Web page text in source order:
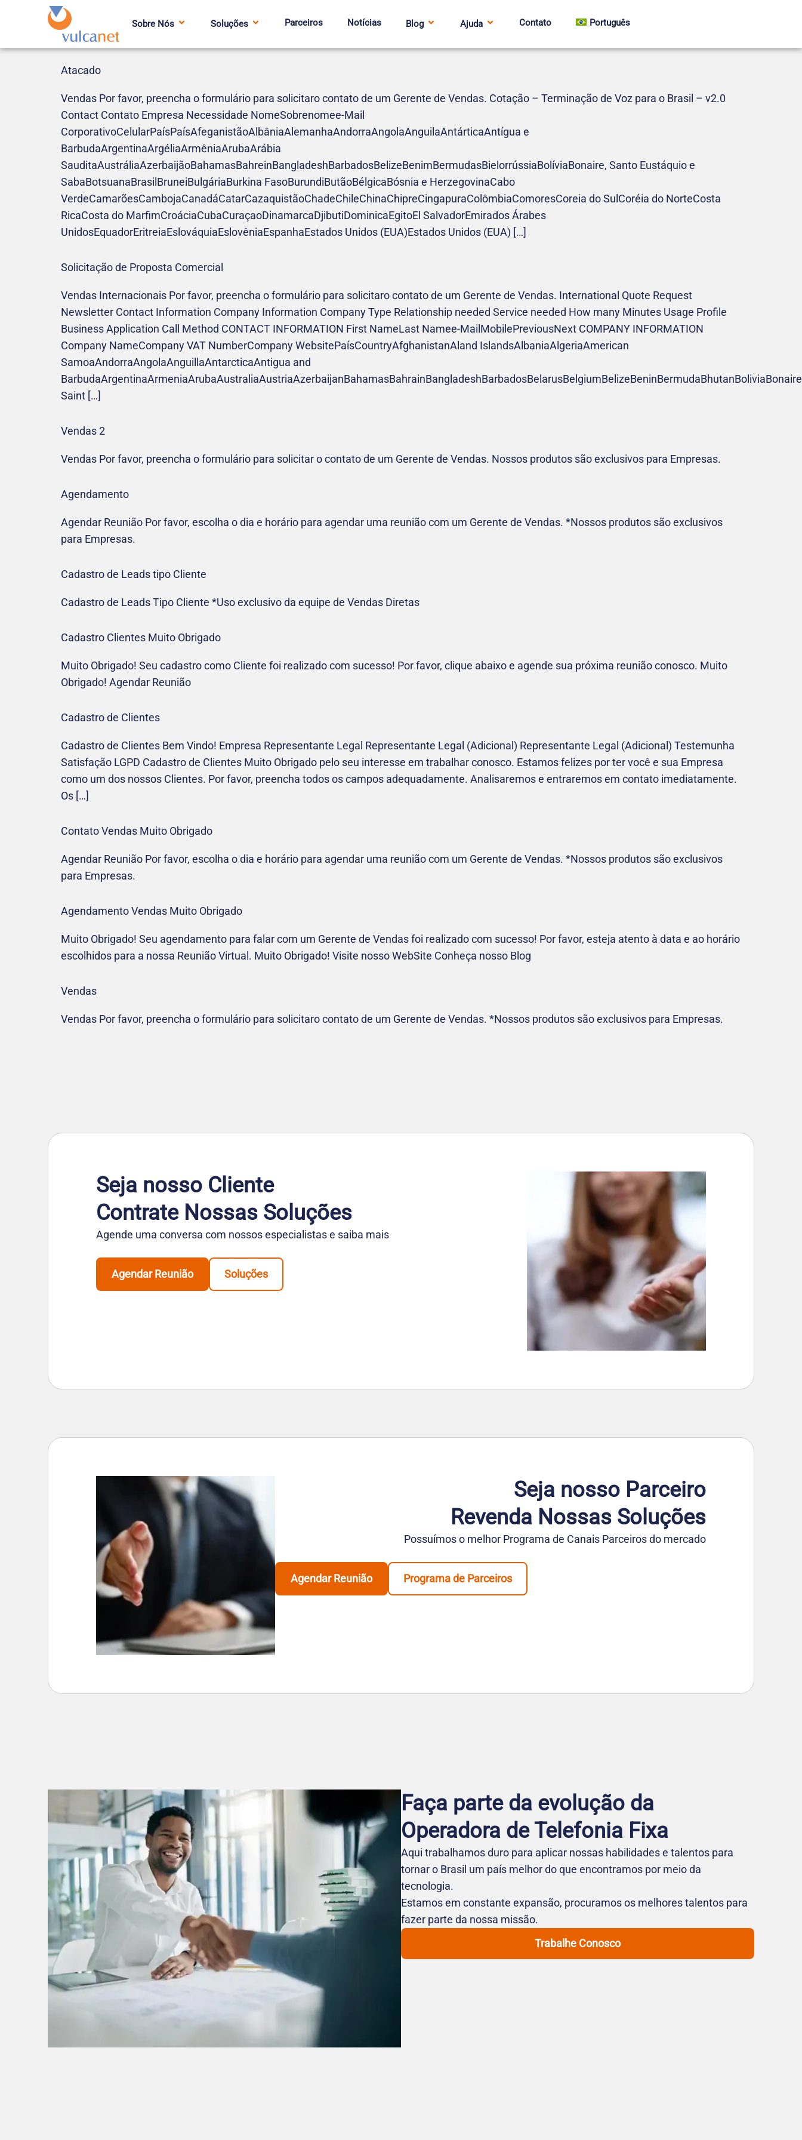
Sobre Nós Soluções Parceiros Notícias Blog Ajuda Contato Português
Atacado
Vendas Por favor, preencha o formulário para solicitaro contato de um Gerente de Vendas. Cotação – Terminação de Voz para o Brasil – v2.0
Contact Contato Empresa Necessidade NomeSobrenomee-Mail
CorporativoCelularPaísPaísAfeganistãoAlbâniaAlemanhaAndorraAngolaAnguilaAntárticaAntígua e
BarbudaArgentinaArgéliaArmêniaArubaArábia
SauditaAustráliaAzerbaijãoBahamasBahreinBangladeshBarbadosBelizeBenimBermudasBielorrússiaBolíviaBonaire, Santo Eustáquio e
SabaBotsuanaBrasilBruneiBulgáriaBurkina FasoBurundiButãoBélgicaBósnia e HerzegovinaCabo
VerdeCamarõesCambojaCanadáCatarCazaquistãoChadeChileChinaChipreCingapuraColômbiaComoresCoreia do SulCoréia do NorteCosta
RicaCosta do MarfimCroáciaCubaCuraçaoDinamarcaDjibutiDominicaEgitoEl SalvadorEmirados Árabes
UnidosEquadorEritreiaEslováquiaEslovêniaEspanhaEstados Unidos (EUA)Estados Unidos (EUA) […]
Solicitação de Proposta Comercial
Vendas Internacionais Por favor, preencha o formulário para solicitaro contato de um Gerente de Vendas. International Quote Request
Newsletter Contact Information Company Information Company Type Relationship needed Service needed How many Minutes Usage Profile
Business Application Call Method CONTACT INFORMATION First NameLast Namee-MailMobilePreviousNext COMPANY INFORMATION
Company NameCompany VAT NumberCompany WebsitePaísCountryAfghanistanAland IslandsAlbaniaAlgeriaAmerican
SamoaAndorraAngolaAnguillaAntarcticaAntigua and
Saint […]
Vendas 2
Vendas Por favor, preencha o formulário para solicitar o contato de um Gerente de Vendas. Nossos produtos são exclusivos para Empresas.
Agendamento
Agendar Reunião Por favor, escolha o dia e horário para agendar uma reunião com um Gerente de Vendas. *Nossos produtos são exclusivos
para Empresas.
Cadastro de Leads tipo Cliente
Cadastro de Leads Tipo Cliente *Uso exclusivo da equipe de Vendas Diretas
Cadastro Clientes Muito Obrigado
Muito Obrigado! Seu cadastro como Cliente foi realizado com sucesso! Por favor, clique abaixo e agende sua próxima reunião conosco. Muito
Obrigado! Agendar Reunião
Cadastro de Clientes
Cadastro de Clientes Bem Vindo! Empresa Representante Legal Representante Legal (Adicional) Representante Legal (Adicional) Testemunha
Satisfação LGPD Cadastro de Clientes Muito Obrigado pelo seu interesse em trabalhar conosco. Estamos felizes por ter você e sua Empresa
como um dos nossos Clientes. Por favor, preencha todos os campos adequadamente. Analisaremos e entraremos em contato imediatamente.
Os […]
Contato Vendas Muito Obrigado
Agendar Reunião Por favor, escolha o dia e horário para agendar uma reunião com um Gerente de Vendas. *Nossos produtos são exclusivos
para Empresas.
Agendamento Vendas Muito Obrigado
Muito Obrigado! Seu agendamento para falar com um Gerente de Vendas foi realizado com sucesso! Por favor, esteja atento à data e ao horário
escolhidos para a nossa Reunião Virtual. Muito Obrigado! Visite nosso WebSite Conheça nosso Blog
Vendas
Vendas Por favor, preencha o formulário para solicitaro contato de um Gerente de Vendas. *Nossos produtos são exclusivos para Empresas.
Seja nosso Cliente
Contrate Nossas Soluções
Agende uma conversa com nossos especialistas e saiba mais
Agendar Reunião Soluções
Seja nosso Parceiro
Revenda Nossas Soluções
Possuímos o melhor Programa de Canais Parceiros do mercado
Agendar Reunião Programa de Parceiros
Faça parte da evolução da
Operadora de Telefo nia Fixa
Aqui trabalhamos duro para aplicar nossas habilidades e talentos para
tornar o Brasil um país melhor do que encontramos por meio da
tecnologia.
Estamos em constante expansão, procuramos os melhores talentos para
fazer parte da nossa missão.
Trabalhe Conosco